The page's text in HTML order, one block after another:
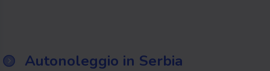
Autonoleggio in Serbia